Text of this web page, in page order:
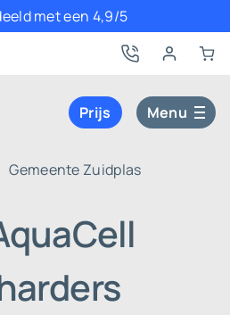
met een 4,9/5
Prijs Menu
Gemeente Zuidplas